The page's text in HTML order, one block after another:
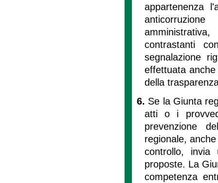
appartenenza
contrastanti
segnalazione
effettuata
della
6. Se la Giunta
atti o i
prevenzione
regionale,
controllo, invia
proposte. La
competenza